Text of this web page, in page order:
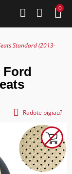
0
Standard (2013-
Ford
Radote pigiau?